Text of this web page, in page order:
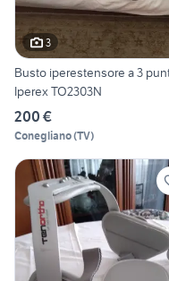
3
Busto iperestensore a 3
Iperex TO2303N
200 €
Conegliano(TV)